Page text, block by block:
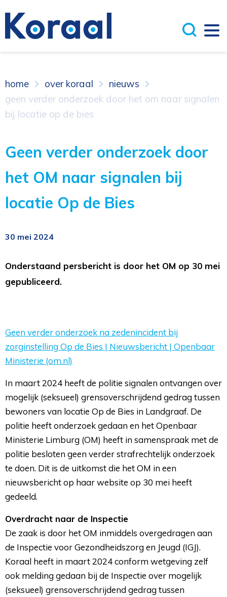
home over koraal
nieuws
geen verder onderzoek door het om naar signalen
bij locatie op de bies
Geen verder onderzoek door
het OM naar signalen bij
locatie Op de Bies
30 mei 2024
Onderstaand persbericht is door het OM op 30 mei
gepubliceerd.
Geen verder onderzoek na zedenincident bij
zorginstelling Op de Bies | Nieuwsbericht | Openbaar
Ministerie (om.nl)
In maart 2024 heeft de politie signalen ontvangen over
mogelijk (seksueel) grensoverschrijdend gedrag tussen
bewoners van locatie Op de Bies in Landgraaf. De
politie heeft onderzoek gedaan en het Openbaar
Ministerie Limburg (OM) heeft in samenspraak met de
politie besloten geen verder strafrechtelijk onderzoek
te doen. Dit is de uitkomst die het OM in een
nieuwsbericht op haar website op 30 mei heeft
gedeeld.
Overdracht naar de Inspectie
De zaak is door het OM inmiddels overgedragen aan
de Inspectie voor Gezondheidszorg en Jeugd (IGJ).
Koraal heeft in maart 2024 conform wetgeving zelf
ook melding gedaan bij de Inspectie over mogelijk
(seksueel) grensoverschrijdend gedrag tussen